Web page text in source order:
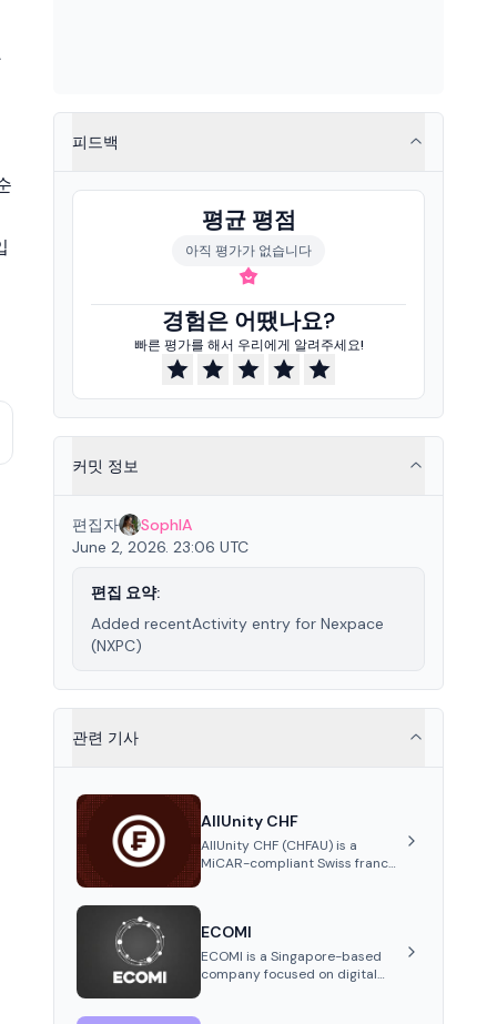
피드백
평균 평점
아직 평가가 없습니다
경험은 어땠나요?
빠른 평가를 해서 우리에게 알려주세요!
커밋 정보
편집자
SophIA
June 2, 2026. 23:06 UTC
편집 요약:
Added recentActivity entry for Nexpace
(NXPC)
관련 기사
AllUnity CHF
AllUnity CHF (CHFAU) is a
MiCAR-compliant Swiss franc
the first regulated CHF
stablecoin on Solana.
ECOMI
ECOMI is a Singapore-based
company focused on digital